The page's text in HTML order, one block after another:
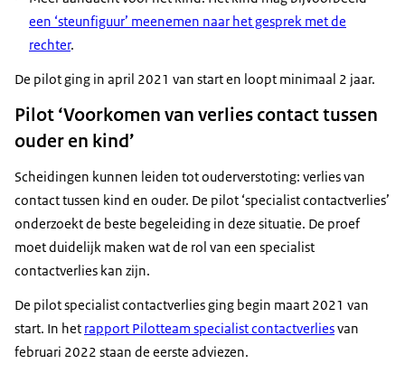
een ‘steunfiguur’ meenemen naar het gesprek met de
rechter.
De pilot ging in april 2021 van start en loopt minimaal 2 jaar.
Pilot ‘Voorkomen van verlies contact tussen
ouder en kind’
Scheidingen kunnen leiden tot ouderverstoting: verlies van
contact tussen kind en ouder. De pilot ‘specialist contactverlies’
onderzoekt de beste begeleiding in deze situatie. De proef
moet duidelijk maken wat de rol van een specialist
contactverlies kan zijn.
De pilot specialist contactverlies ging begin maart 2021 van
start. In het rapport Pilotteam specialist contactverliesvan
februari 2022 staan de eerste adviezen.